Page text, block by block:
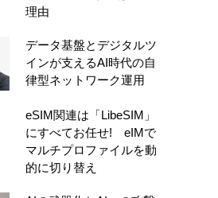
理由
データ基盤とデジタルツ
インが支えるAI時代の自
律型ネットワーク運用
eSIM関連は「LibeSIM」
にすべてお任せ! eIMで
マルチプロファイルを動
的に切り替え